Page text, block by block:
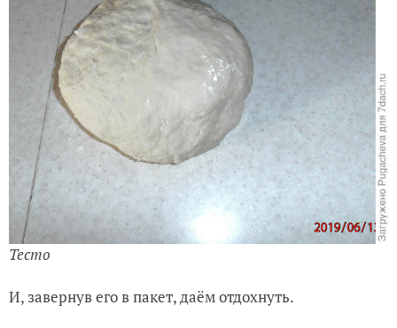
Тесто
И, завернув его в пакет, даём отдохнуть.